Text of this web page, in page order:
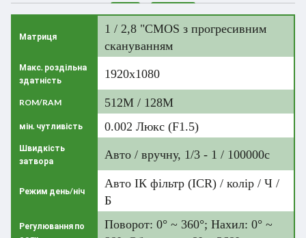
Матриця
1 / 2,8 "CMOS з прогресивним
скануванням
Макс. роздільна
здатність
1920x1080
ROM/RAM 512M / 128M
мін. чутливість 0.002 Люкс (F1.5)
Швидкість
затвора
Авто / вручну, 1/3 - 1 / 100000с
Режим день/ніч
Авто ІК фільтр (ICR) / колір / Ч /
Б
Регулювання по
Поворот: 0° ~ 360°; Нахил: 0° ~